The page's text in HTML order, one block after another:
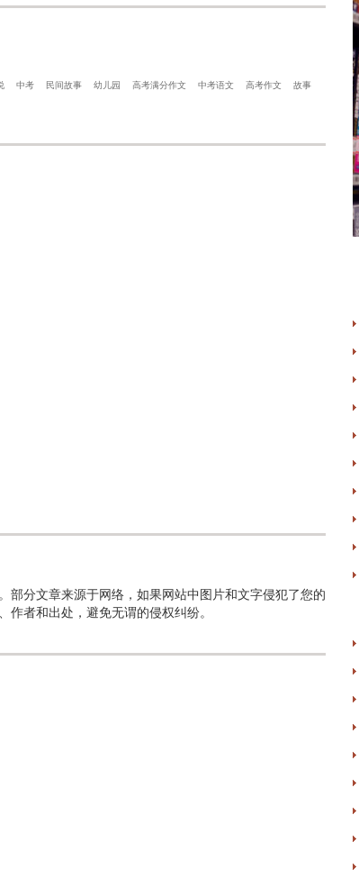
中考 民间故事 幼儿园 高考满分作文 中考语文 高考作文
故事
部分文章来源于网络，如果网站中图片和文字侵犯了您的
者和出处，避免无谓的侵权纠纷。